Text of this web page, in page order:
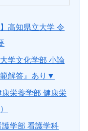
高知県立大学 令
学文化学部 小論
解答』あり▼
康栄養学部 健康栄
護学部 看護学科